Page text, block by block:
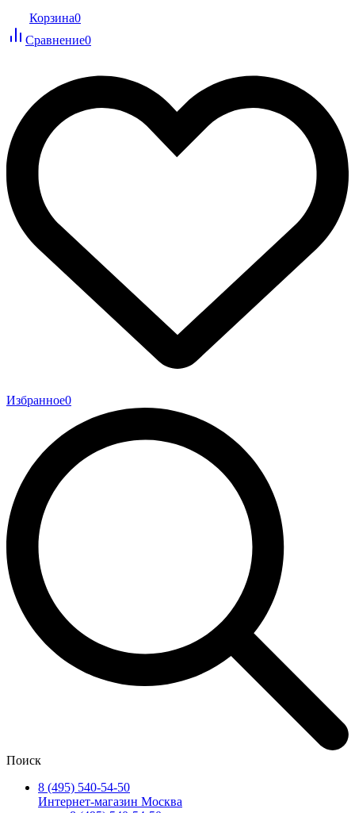
Корзина0
Сравнение0
Избранное0
Поиск
8 (495) 540-54-50
Интернет-магазин Москва